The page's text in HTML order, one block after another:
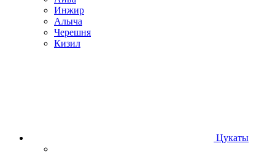
Инжир
Алыча
Черешня
Кизил
Цукаты